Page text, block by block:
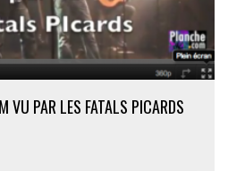
VU PAR LES FATALS PICARDS